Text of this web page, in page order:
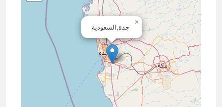
جدة,السعودية
×